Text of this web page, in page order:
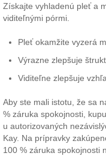
Získajte vyhladenú pleť a
viditeľnými pórmi.
Pleť okamžite vyzerá
Výrazne zlepšuje
Viditeľne zlepšuje
Aby ste mali istotu, že sa
% záruka spokojnosti,
u autorizovaných
Kay. Na prípravky
100 % záruka spokojnosti